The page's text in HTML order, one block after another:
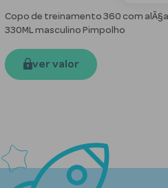
Copo de treinamento 360 com alÃ§a
330ML masculino Pimpolho
ver valor